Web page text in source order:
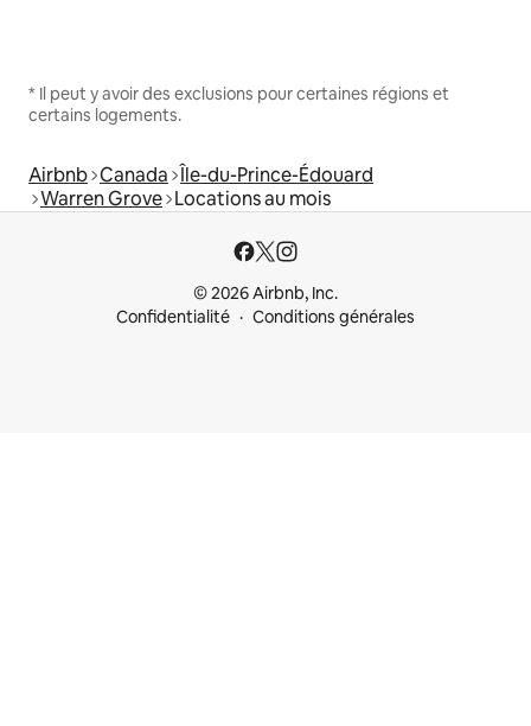
* Il peut y avoir des exclusions pour certaines régions et
certains logements.
Airbnb Canada Île-du-Prince-Édouard
Warren Grove Locations au mois
© 2026 Airbnb, Inc.
Confidentialité
Conditions générales